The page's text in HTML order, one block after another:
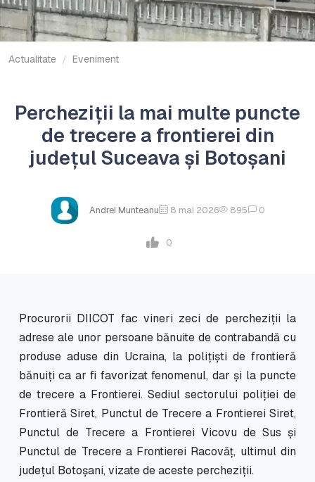
Actualitate Eveniment
Percheziții la mai multe puncte
de trecere a frontierei din
județul Suceava și Botoșani
Andrei Munteanu 8 mai 2026 895 0
0
Procurorii DIICOT fac vineri zeci de percheziții la
adrese ale unor persoane bănuite de contrabandă cu
produse aduse din Ucraina, la polițiști de frontieră
bănuiți ca ar fi favorizat fenomenul, dar și la puncte
de trecere a Frontierei. Sediul sectorului poliției de
Frontieră Siret, Punctul de Trecere a Frontierei Siret,
Punctul de Trecere a Frontierei Vicovu de Sus și
Punctul de Trecere a Frontierei Racovăț, ultimul din
județul Botoșani, vizate de aceste percheziții.